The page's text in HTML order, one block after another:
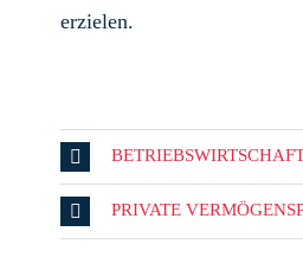
erzielen.
PRIVATE